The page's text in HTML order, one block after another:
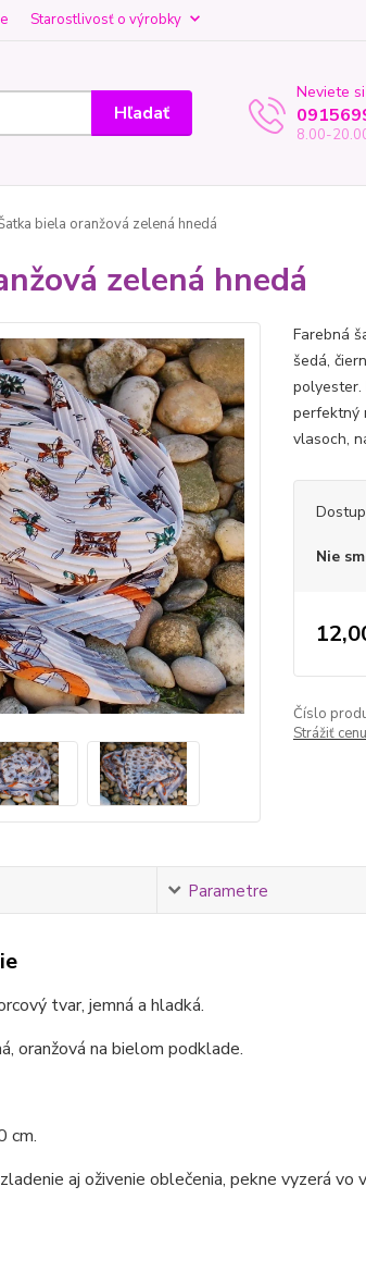
Starostlivosť o výrobky
Hľadať
Neviete
8.00-
biela oranžová zelená hnedá
zelená hnedá
Farebná
šedá,
polyester.
perfektný
vlasoch,
Nie
Číslo
Strážiť
Parametre
tvar, jemná a hladká.
oranžová na bielom podklade.
cm.
aj oživenie oblečenia, pekne vyzerá vo